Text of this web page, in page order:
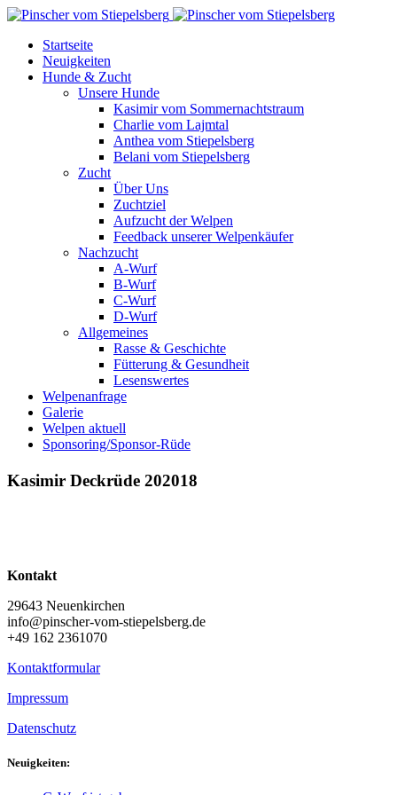
Startseite
Neuigkeiten
Hunde & Zucht
Unsere Hunde
Kasimir vom Sommernachtstraum
Charlie vom Lajmtal
Anthea vom Stiepelsberg
Belani vom Stiepelsberg
Zucht
Über Uns
Zuchtziel
Aufzucht der Welpen
Feedback unserer Welpenkäufer
Nachzucht
A-Wurf
B-Wurf
C-Wurf
D-Wurf
Allgemeines
Rasse & Geschichte
Fütterung & Gesundheit
Lesenswertes
Welpenanfrage
Galerie
Welpen aktuell
Sponsoring/Sponsor-Rüde
Kasimir Deckrüde 202018
Kontakt
29643 Neuenkirchen
info@pinscher-vom-stiepelsberg.de
+49 162 2361070
Kontaktformular
Impressum
Datenschutz
Neuigkeiten: